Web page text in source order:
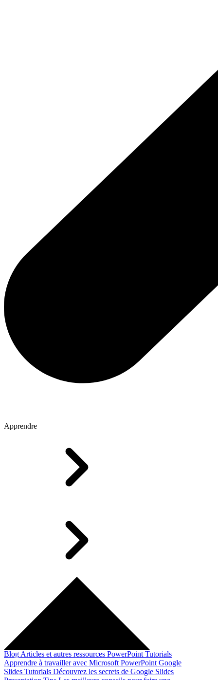
Apprendre
Blog Articles et autres ressources PowerPoint Tutorials
Apprendre à travailler avec Microsoft PowerPoint Google
Slides Tutorials Découvrez les secrets de Google Slides